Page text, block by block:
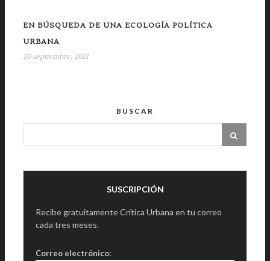
EN BÚSQUEDA DE UNA ECOLOGÍA POLÍTICA
URBANA
20 septiembre, 2021
BUSCAR
SUSCRIPCIÓN
Recibe gratuitamente Crítica Urbana en tu correo
cada tres meses.
Correo electrónico: